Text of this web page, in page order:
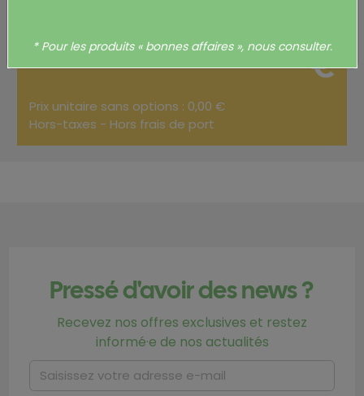
€
Prix unitaire sans options : 0,00 €
Hors-taxes - Hors frais de port
Pressé d'avoir des news ?
Recevez nos offres exclusives et restez
informé·e de nos actualités
* Pour les produits « bonnes affaires », nous consulter.